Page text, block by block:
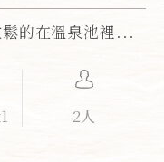
的在溫泉池裡...
2人